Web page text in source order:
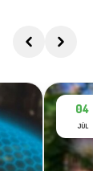
04
JÚL